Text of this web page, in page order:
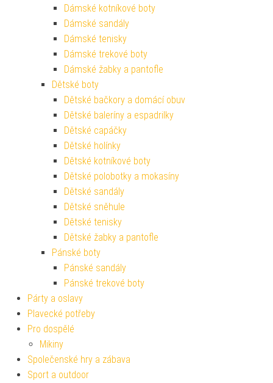
Dámské kotníkové boty
Dámské sandály
Dámské tenisky
Dámské trekové boty
Dámské žabky a pantofle
Dětské boty
Dětské bačkory a domácí obuv
Dětské baleríny a espadrilky
Dětské capáčky
Dětské holínky
Dětské kotníkové boty
Dětské polobotky a mokasíny
Dětské sandály
Dětské sněhule
Dětské tenisky
Dětské žabky a pantofle
Pánské boty
Pánské sandály
Pánské trekové boty
Párty a oslavy
Plavecké potřeby
Pro dospělé
Mikiny
Společenské hry a zábava
Sport a outdoor